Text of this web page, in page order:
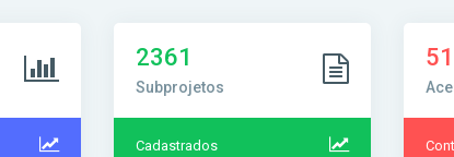
2361
Subprojetos
Cadastrados